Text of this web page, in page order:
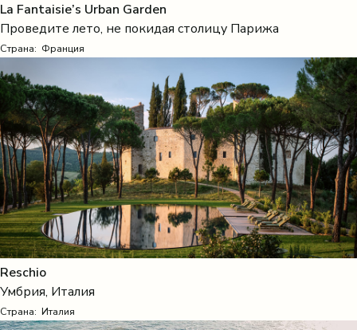
La Fantaisie’s Urban Garden
Проведите лето, не покидая столицу Парижа
Страна: Франция
Reschio
Умбрия, Италия
Страна: Италия